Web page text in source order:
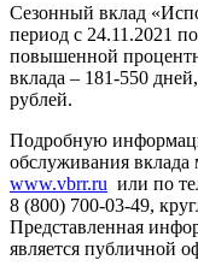
Сезонный вклад
период с 24.11.2021
повышенной
вклада – 181-550
рублей.
Подробную
обслуживания вклада
www.vbrr.ru или по
8 (800) 700-03-49,
Представленная
является публичной